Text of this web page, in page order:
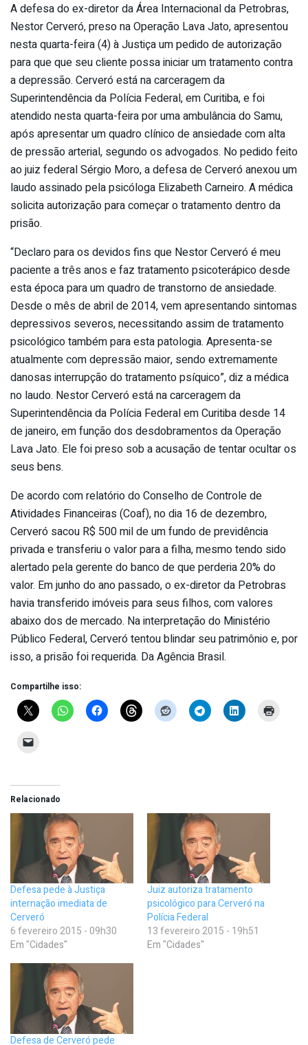
A defesa do ex-diretor da Área Internacional da Petrobras,
Nestor Cerveró, preso na Operação Lava Jato, apresentou
nesta quarta-feira (4) à Justiça um pedido de autorização
para que que seu cliente possa iniciar um tratamento contra
a depressão. Cerveró está na carceragem da
Superintendência da Polícia Federal, em Curitiba, e foi
atendido nesta quarta-feira por uma ambulância do Samu,
após apresentar um quadro clínico de ansiedade com alta
de pressão arterial, segundo os advogados. No pedido feito
ao juiz federal Sérgio Moro, a defesa de Cerveró anexou um
laudo assinado pela psicóloga Elizabeth Carneiro. A médica
solicita autorização para começar o tratamento dentro da
prisão.
“Declaro para os devidos fins que Nestor Cerveró é meu
paciente a três anos e faz tratamento psicoterápico desde
esta época para um quadro de transtorno de ansiedade.
Desde o mês de abril de 2014, vem apresentando sintomas
depressivos severos, necessitando assim de tratamento
psicológico também para esta patologia. Apresenta-se
atualmente com depressão maior, sendo extremamente
danosas interrupção do tratamento psíquico”, diz a médica
no laudo. Nestor Cerveró está na carceragem da
Superintendência da Polícia Federal em Curitiba desde 14
de janeiro, em função dos desdobramentos da Operação
Lava Jato. Ele foi preso sob a acusação de tentar ocultar os
seus bens.
De acordo com relatório do Conselho de Controle de
Atividades Financeiras (Coaf), no dia 16 de dezembro,
Cerveró sacou R$ 500 mil de um fundo de previdência
privada e transferiu o valor para a filha, mesmo tendo sido
alertado pela gerente do banco de que perderia 20% do
valor. Em junho do ano passado, o ex-diretor da Petrobras
havia transferido imóveis para seus filhos, com valores
abaixo dos de mercado. Na interpretação do Ministério
Público Federal, Cerveró tentou blindar seu patrimônio e, por
isso, a prisão foi requerida. Da Agência Brasil.
Compartilhe isso:
Relacionado
Defesa pede à Justiça
internação imediata de
Cerveró
6 fevereiro 2015 - 09h30
Em "Cidades"
Juiz autoriza tratamento
psicológico para Cerveró na
Polícia Federal
13 fevereiro 2015 - 19h51
Em "Cidades"
Defesa de Cerveró pede